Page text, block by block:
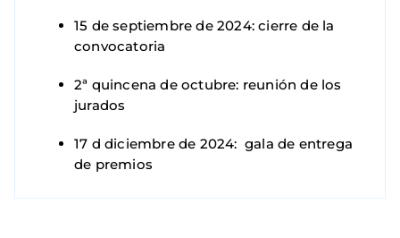
15 de septiembre de 2024: cierre de la
convocatoria
2ª quincena de octubre: reunión de los
jurados
17 d diciembre de 2024: gala de entrega
de premios